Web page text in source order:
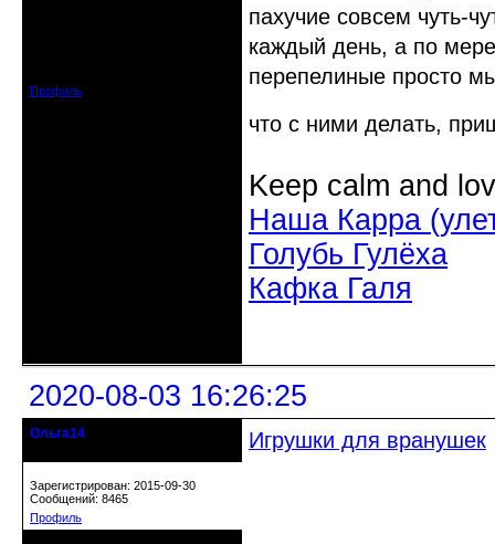
Профиль
пахучие совсем чуть-
каждый день, а по
перепелиные просто
что с ними делать,
Keep calm and
Наша Карра
Голубь Гулёха
Кафка Галя
2020-08-03 16:26:25
Ольга14
Зарегистрирован: 2015-09-30
Сообщений: 8465
Профиль
Игрушки для вранушек